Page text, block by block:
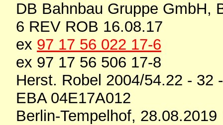
DB Bahnbau Gruppe GmbH,
6 REV ROB 16.08.17
ex 97 17 56 022 17-6
ex 97 17 56 506 17-8
Herst. Robel 2004/54.22 - 32
EBA 04E17A012
Berlin-Tempelhof, 28.08.2019